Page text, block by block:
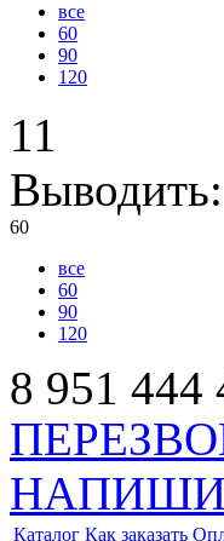
все
60
90
120
11
Выводить:
60
все
60
90
120
8 951 444
Каталог Как заказать